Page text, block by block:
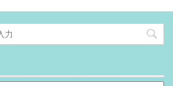
法が
モ
始
トッ
利用します。子供がいる
となかなか重い物を買う
と始めは歩いてくれるも